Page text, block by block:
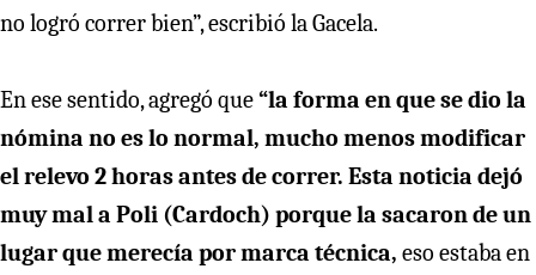
no logró correr bien”, escribió la Gacela.
En ese sentido, agregó que“la forma en que se dio la
nómina no es lo normal, mucho menos modificar
el relevo 2 horas antes de correr. Esta noticia dejó
muy mal a Poli (Cardoch) porque la sacaron de un
lugar que merecía por marca técnica, eso estaba en